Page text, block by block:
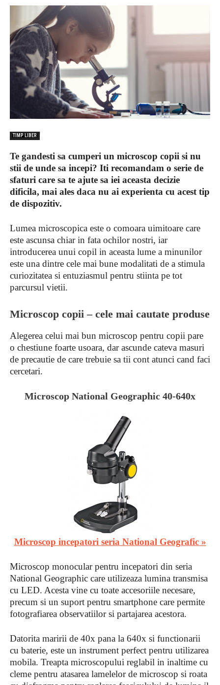
TIMP LIBER
Te gandesti sa cumperi un microscop copii si nu
stii de unde sa incepi? Iti recomandam o serie de
sfaturi care sa te ajute sa iei aceasta decizie
dificila, mai ales daca nu ai experienta cu acest tip
de dispozitiv.
Lumea microscopica este o comoara uimitoare care
este ascunsa chiar in fata ochilor nostri, iar
introducerea unui copil in aceasta lume a minunilor
este una dintre cele mai bune modalitati de a stimula
curiozitatea si entuziasmul pentru stiinta pe tot
parcursul vietii.
Microscop copii – cele mai cautate produse
Alegerea celui mai bun microscop pentru copii pare
o chestiune foarte usoara, dar ascunde cateva masuri
de precautie de care trebuie sa tii cont atunci cand faci
cercetari.
Microscop National Geographic 40-640x
Microscop incepatori seria National Geografic »
Microscop monocular pentru incepatori din seria
National Geographic care utilizeaza lumina transmisa
cu LED. Acesta vine cu toate accesoriile necesare,
precum si un suport pentru smartphone care permite
fotografiarea observatiilor si partajarea acestora.
Datorita maririi de 40x pana la 640x si functionarii
cu baterie, este un instrument perfect pentru utilizarea
mobila. Treapta microscopului reglabil in inaltime cu
cleme pentru atasarea lamelelor de microscop si roata